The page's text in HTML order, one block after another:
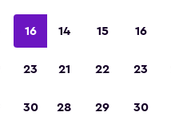
16
23
30
14 15 16
21 22 23
28 29 30